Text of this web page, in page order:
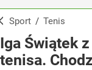
Sport / Tenis
Iga Świątek
tenisa.